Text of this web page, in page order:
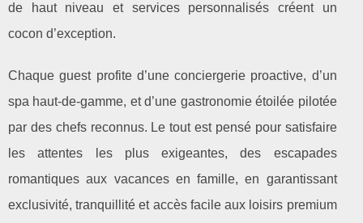
de haut niveau et services personnalisés créent un
cocon d’exception.
Chaque guest profite d’une conciergerie proactive, d’un
spa haut-de-gamme, et d’une gastronomie étoilée pilotée
par des chefs reconnus. Le tout est pensé pour satisfaire
les attentes les plus exigeantes, des escapades
romantiques aux vacances en famille, en garantissant
exclusivité, tranquillité et accès facile aux loisirs premium